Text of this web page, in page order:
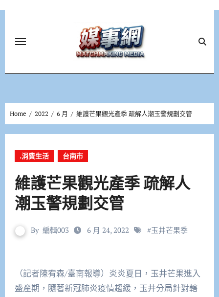
Home 2022 6 月 維護芒果觀光產季 疏解人潮玉警規劃交管
.消費生活 台南市
維護芒果觀光產季 疏解人
潮玉警規劃交管
By 編輯003 6 月 24, 2022 #玉井芒果季
（記者陳宥森/臺南報導）炎炎夏日，玉井芒果進入
盛產期，隨著新冠肺炎疫情趨緩，玉井分局針對轄